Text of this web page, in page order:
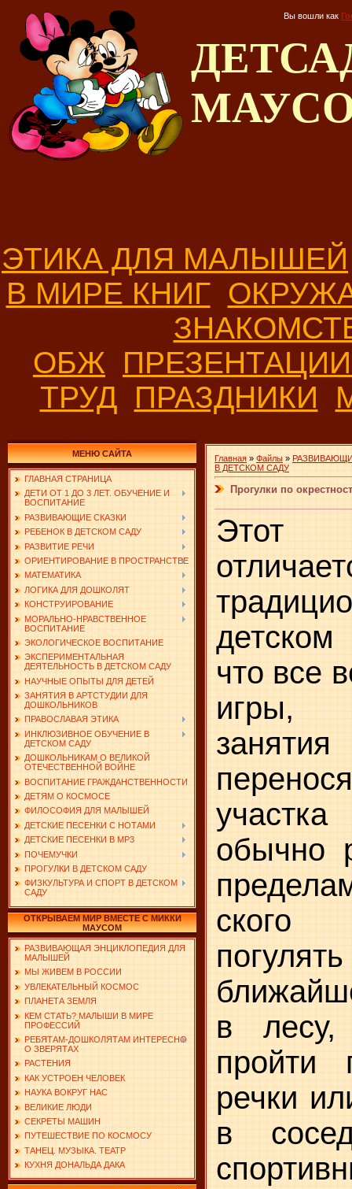
Вы вошли как
ЭТИКА ДЛЯ МАЛЫШЕЙ
В МИРЕ КНИГ
ОБЖ
ТРУД ПРАЗДНИКИ
МЕНЮ САЙТА
ГЛАВНАЯ СТРАНИЦА
ДЕТИ ОТ 1 ДО 3 ЛЕТ. ОБУЧЕНИЕ И
ВОСПИТАНИЕ
РАЗВИВАЮЩИЕ СКАЗКИ
РЕБЕНОК В ДЕТСКОМ САДУ
РАЗВИТИЕ РЕЧИ
ОРИЕНТИРОВАНИЕ В ПРОСТРАНСТВЕ
МАТЕМАТИКА
ЛОГИКА ДЛЯ ДОШКОЛЯТ
КОНСТРУИРОВАНИЕ
МОРАЛЬНО-НРАВСТВЕННОЕ
ВОСПИТАНИЕ
ЭКОЛОГИЧЕСКОЕ ВОСПИТАНИЕ
ЭКСПЕРИМЕНТАЛЬНАЯ
ДЕЯТЕЛЬНОСТЬ В ДЕТСКОМ САДУ
НАУЧНЫЕ ОПЫТЫ ДЛЯ ДЕТЕЙ
ЗАНЯТИЯ В АРТСТУДИИ ДЛЯ
ДОШКОЛЬНИКОВ
ПРАВОСЛАВАЯ ЭТИКА
ИНКЛЮЗИВНОЕ ОБУЧЕНИЕ В
ДЕТСКОМ САДУ
ДОШКОЛЬНИКАМ О ВЕЛИКОЙ
ОТЕЧЕСТВЕННОЙ ВОЙНЕ
ВОСПИТАНИЕ ГРАЖДАНСТВЕННОСТИ
ДЕТЯМ О КОСМОСЕ
ФИЛОСОФИЯ ДЛЯ МАЛЫШЕЙ
ДЕТСКИЕ ПЕСЕНКИ С НОТАМИ
ДЕТСКИЕ ПЕСЕНКИ В MP3
ПОЧЕМУЧКИ
ПРОГУЛКИ В ДЕТСКОМ САДУ
ФИЗКУЛЬТУРА И СПОРТ В ДЕТСКОМ
САДУ
ОТКРЫВАЕМ МИР ВМЕСТЕ С МИККИ
МАУСОМ
РАЗВИВАЮЩАЯ ЭНЦИКЛОПЕДИЯ ДЛЯ
МАЛЫШЕЙ
МЫ ЖИВЕМ В РОССИИ
УВЛЕКАТЕЛЬНЫЙ КОСМОС
ПЛАНЕТА ЗЕМЛЯ
КЕМ СТАТЬ? МАЛЫШИ В МИРЕ
ПРОФЕССИЙ
РЕБЯТАМ-ДОШКОЛЯТАМ ИНТЕРЕСНО
О ЗВЕРЯТАХ
РАСТЕНИЯ
КАК УСТРОЕН ЧЕЛОВЕК
НАУКА ВОКРУГ НАС
ВЕЛИКИЕ ЛЮДИ
СЕКРЕТЫ МАШИН
ПУТЕШЕСТВИЕ ПО КОСМОСУ
ТАНЕЦ. МУЗЫКА. ТЕАТР
КУХНЯ ДОНАЛЬДА ДАКА
Главная » Файлы »
В ДЕТСКОМ САДУ
Прогулки по
Этот
что все
игры,
обычно
в
пройти
речки
в